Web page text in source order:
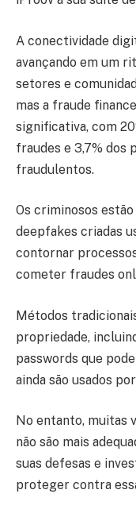
A conectividade
avançando em um
setores e
mas a fraude
significativa, com
fraudes e 3,7% dos
fraudulentos.
Os criminosos
deepfakes criadas
contornar
cometer fraudes
Métodos
propriedade,
passwords que
ainda são usados
No entanto, muitas
não são mais
suas defesas e
proteger contra